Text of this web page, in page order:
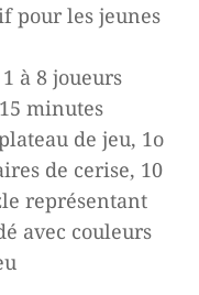
pour les jeunes
à 8 joueurs
minutes
de jeu, 1o
de cerise, 10
représentant
avec couleurs